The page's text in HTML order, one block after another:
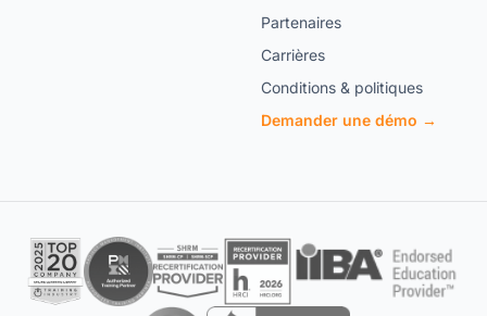
Partenaires
Carrières
Conditions & politiques
Demander une démo →